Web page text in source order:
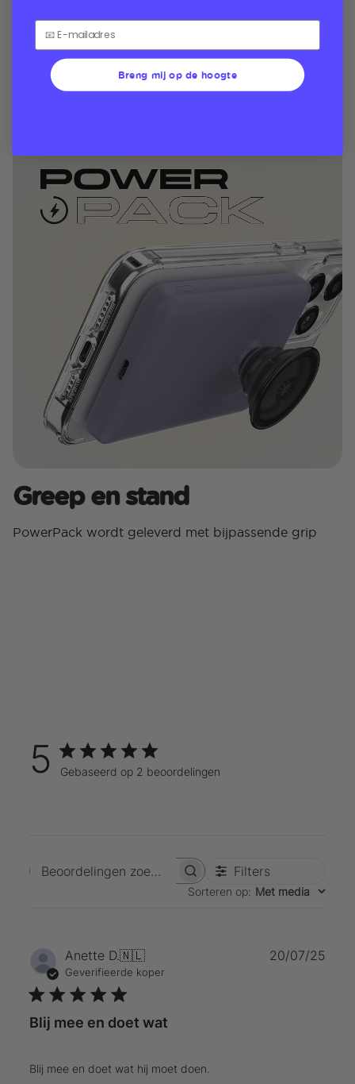
Greep en stand
PowerPack wordt geleverd met bijpassende grip
5 Gebaseerd op 2 beoordelingen
Beoordelingen zoekenFilters
Sorteren op: Met media
Anette D.🇳🇱
Geverifieerde koper
Blij mee en doet wat
Blij mee en doet wat hij moet doen.
20/07/25
Breng mij op de hoogte